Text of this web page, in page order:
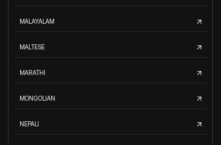
MALAYALAM
MALTESE
MARATHI
MONGOLIAN
NEPALI